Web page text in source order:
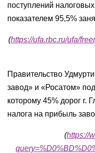
поступлений
показателем 95,5%
(https://ufa.rbc.ru/ufa/
Правительство
завод» и «Росатом»
которому 45% дорог г.
налога на прибыль
(https://